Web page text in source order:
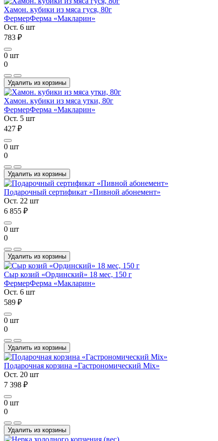
Хамон. кубики из мяса гуся, 80г
ФермерФерма «Макларин»
Ост. 6 шт
783 ₽
0 шт
0
Удалить из корзины
Хамон. кубики из мяса утки, 80г
ФермерФерма «Макларин»
Ост. 5 шт
427 ₽
0 шт
0
Удалить из корзины
Подарочный сертификат «Пивной абонемент»
Ост. 22 шт
6 855 ₽
0 шт
0
Удалить из корзины
Сыр козий «Ординский» 18 мес, 150 г
ФермерФерма «Макларин»
Ост. 6 шт
589 ₽
0 шт
0
Удалить из корзины
Подарочная корзина «Гастрономический Mix»
Ост. 20 шт
7 398 ₽
0 шт
0
Удалить из корзины